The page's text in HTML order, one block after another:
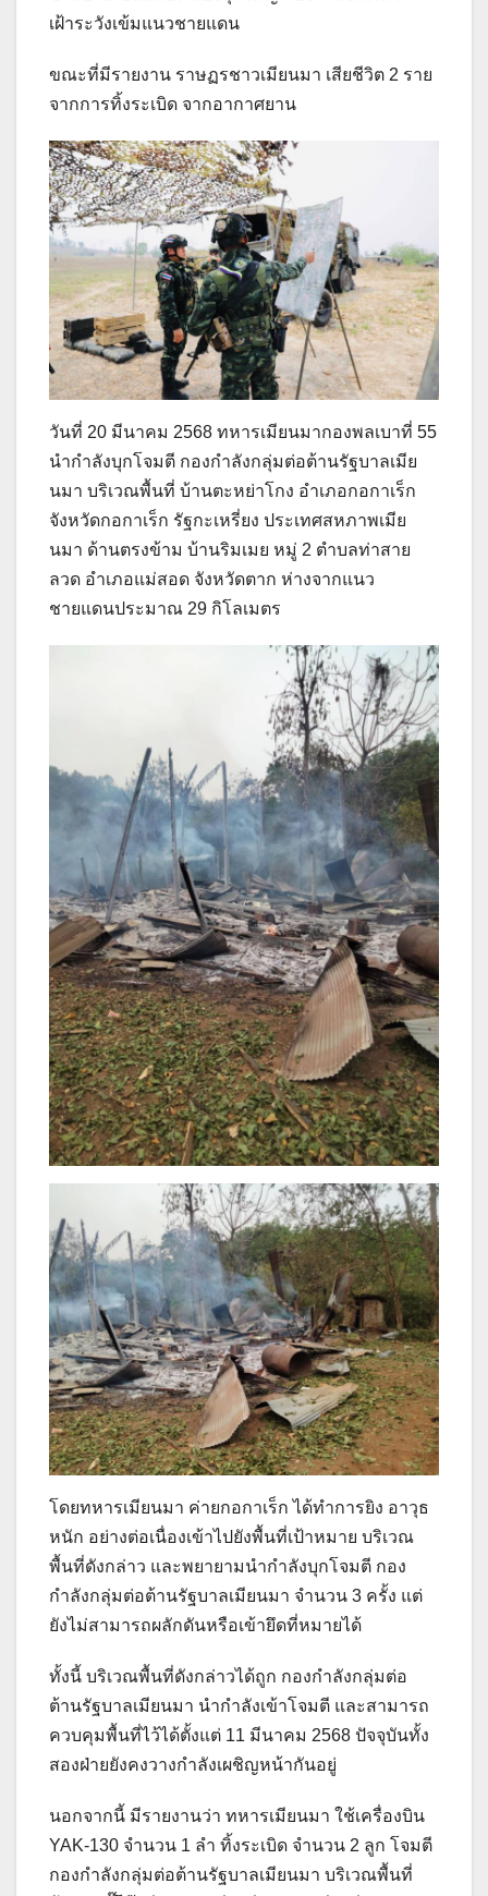
เฝ้าระวังเข้มแนวชายแดน
ขณะที่มีรายงาน ราษฏรชาวเมียนมา เสียชีวิต 2 ราย
จากการทิ้งระเบิด จากอากาศยาน
วันที่ 20 มีนาคม 2568 ทหารเมียนมากองพลเบาที่ 55
นำกำลังบุกโจมตี กองกำลังกลุ่มต่อต้านรัฐบาลเมีย
นมา บริเวณพื้นที่ บ้านตะหย่าโกง อำเภอกอกาเร็ก
จังหวัดกอกาเร็ก รัฐกะเหรี่ยง ประเทศสหภาพเมีย
นมา ด้านตรงข้าม บ้านริมเมย หมู่ 2 ตำบลท่าสาย
ลวด อำเภอแม่สอด จังหวัดตาก ห่างจากแนว
ชายแดนประมาณ 29 กิโลเมตร
โดยทหารเมียนมา ค่ายกอกาเร็ก ได้ทำการยิง อาวุธ
หนัก อย่างต่อเนื่องเข้าไปยังพื้นที่เป้าหมาย บริเวณ
พื้นที่ดังกล่าว และพยายามนำกำลังบุกโจมตี กอง
กำลังกลุ่มต่อต้านรัฐบาลเมียนมา จำนวน 3 ครั้ง แต่
ยังไม่สามารถผลักดันหรือเข้ายึดที่หมายได้
ทั้งนี้ บริเวณพื้นที่ดังกล่าวได้ถูก กองกำลังกลุ่มต่อ
ต้านรัฐบาลเมียนมา นำกำลังเข้าโจมตี และสามารถ
ควบคุมพื้นที่ไว้ได้ตั้งแต่ 11 มีนาคม 2568 ปัจจุบันทั้ง
สองฝ่ายยังคงวางกำลังเผชิญหน้ากันอยู่
นอกจากนี้ มีรายงานว่า ทหารเมียนมา ใช้เครื่องบิน
YAK-130 จำนวน 1 ลำ ทิ้งระเบิด จำนวน 2 ลูก โจมตี
กองกำลังกลุ่มต่อต้านรัฐบาลเมียนมา บริเวณพื้นที่